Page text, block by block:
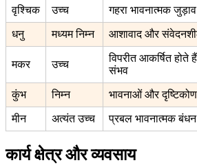
वृश्चिक उच्च गहरा भावनात्मक
धनु मध्यम निम्न आशावाद और
मकर उच्च
विपरीत आकर्षित होते
संभव
कुंभ निम्न भावनाओं और
मीन अत्यंत उच्च प्रबल भावनात्मक
कार्य क्षेत्र और व्यवसाय